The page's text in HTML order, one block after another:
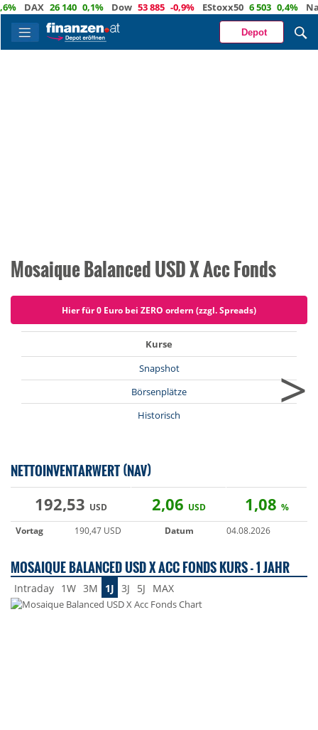
DAX 26 140 0,1% Dow 53 885 -0,9% EStoxx50 6 503 0,4%
Depot
Mosaique Balanced USD X Acc Fonds
Hier für 0 Euro bei ZERO ordern (zzgl. Spreads)
Kurse
Snapshot
Börsenplätze
Historisch
>
NETTOINVENTARWERT (NAV)
192,53 USD 2,06 USD 1,08 %
Vortag
190,47 USD Datum 04.08.2026
MOSAIQUE BALANCED USD X ACC FONDS KURS - 1 JAHR
Intraday 1W 3M 1J 3J 5J MAX